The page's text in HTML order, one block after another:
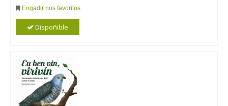
Engadir nos favoritos
Dispoñible